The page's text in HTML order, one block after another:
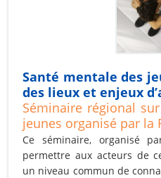
Santé mentale des
des lieux et enjeux
Séminaire régional
jeunes organisé par la
Ce séminaire, organisé
permettre aux acteurs de
un niveau commun de